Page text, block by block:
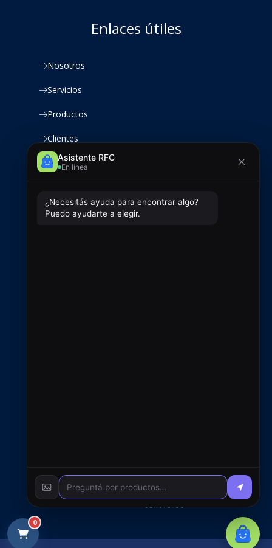
Enlaces útiles
Nosotros
Servicios
Productos
Clientes
Contacto
Contacto
0